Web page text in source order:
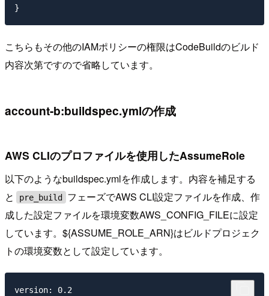
こちらもその他のIAMポリシーの権限はCodeBuildのビルド
内容次第ですので省略しています。
account-b:buildspec.ymlの作成
AWS CLIのプロファイルを使用したAssumeRole
以下のようなbuildspec.ymlを作成します。内容を補足する
と
pre_build フェーズでAWS CLI設定ファイルを作成、作
成した設定ファイルを環境変数AWS_CONFIG_FILEに設定
しています。${ASSUME_ROLE_ARN}はビルドプロジェク
トの環境変数として設定しています。
version: 0.2